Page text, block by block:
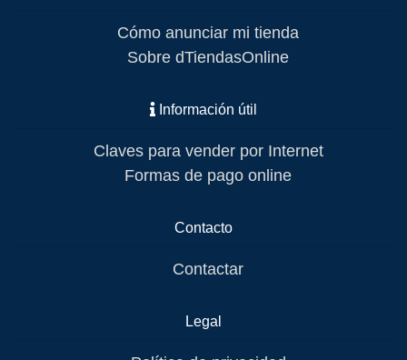
Cómo anunciar mi tienda
Sobre dTiendasOnline
Información útil
Claves para vender por Internet
Formas de pago online
Contacto
Contactar
Legal